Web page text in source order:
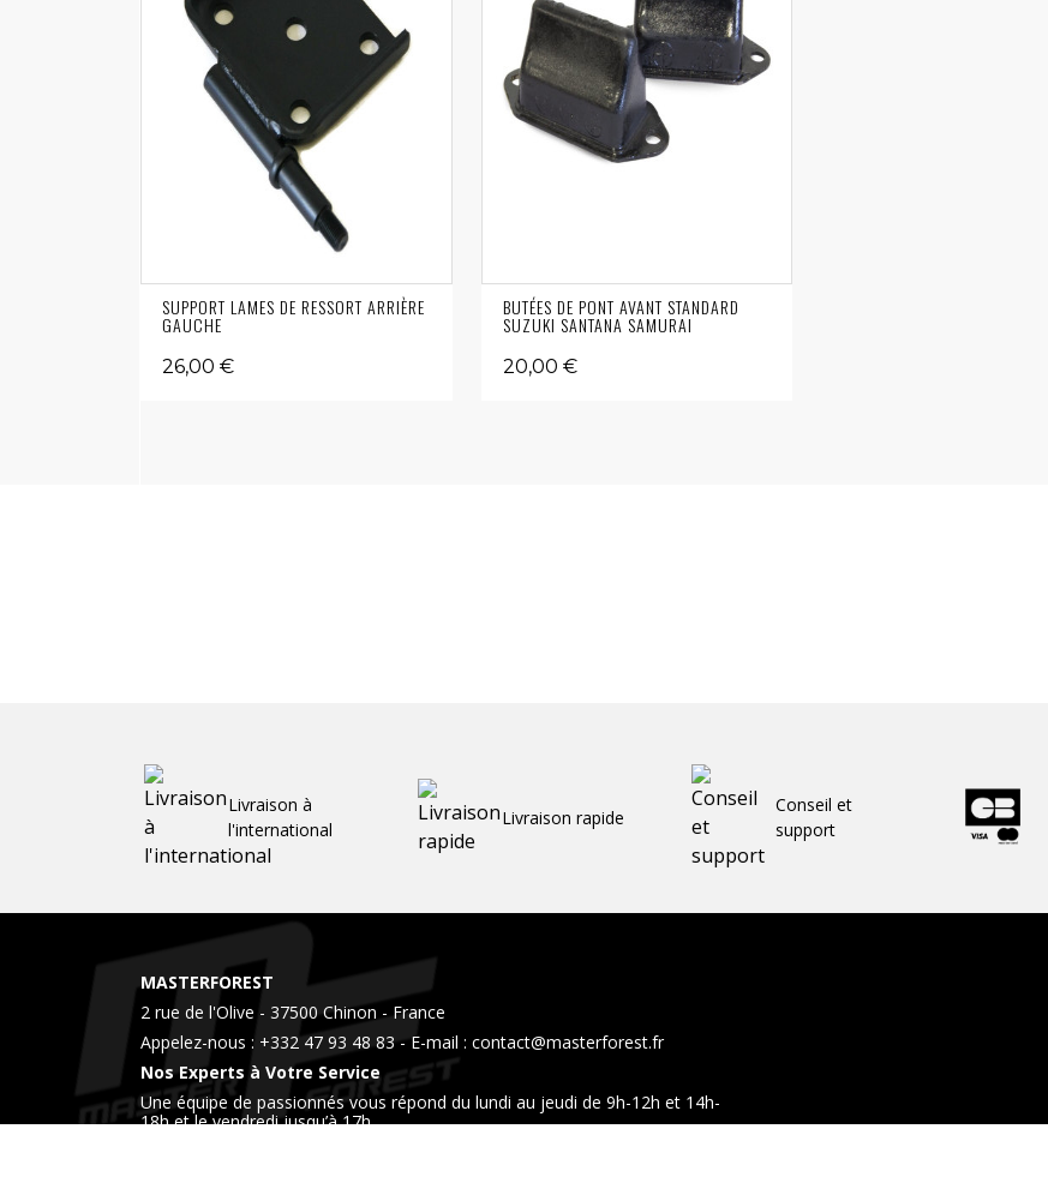
SUPPORT LAMES DE RESSORT ARRIÈRE
GAUCHE
26,00 €
BUTÉES DE PONT AVANT STANDARD
SUZUKI SANTANA SAMURAI
20,00 €
Livraison à
l'international
Livraison rapide
Conseil et
support
MASTERFOREST
2 rue de l'Olive - 37500 Chinon - France
Appelez-nous : +332 47 93 48 83- E-mail : contact@masterforest.fr
Nos Experts à Votre Service
Une équipe de passionnés vous répond du lundi au jeudi de 9h-12h et 14h-
18h et le vendredi jusqu’à 17h